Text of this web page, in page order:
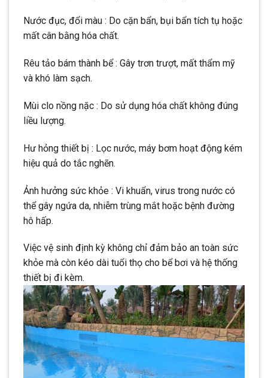
Nước đục, đổi màu : Do cặn bẩn, bụi bẩn tích tụ hoặc
mất cân bằng hóa chất.
Rêu tảo bám thành bể : Gây trơn trượt, mất thẩm mỹ
và khó làm sạch.
Mùi clo nồng nặc : Do sử dụng hóa chất không đúng
liều lượng.
Hư hỏng thiết bị : Lọc nước, máy bơm hoạt động kém
hiệu quả do tắc nghẽn.
Ảnh hưởng sức khỏe : Vi khuẩn, virus trong nước có
thể gây ngứa da, nhiễm trùng mắt hoặc bệnh đường
hô hấp.
Việc vệ sinh định kỳ không chỉ đảm bảo an toàn sức
khỏe mà còn kéo dài tuổi thọ cho bể bơi và hệ thống
thiết bị đi kèm.